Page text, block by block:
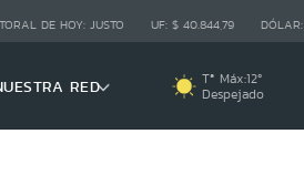
DE HOY: JUSTO UF: $ 40.844,79 DÓLAR:
RED Tª Máx:12º
Despejado